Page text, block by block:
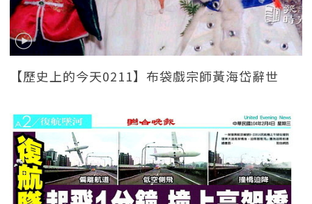
【歷史上的今天0211】布袋戲宗師黃海岱辭世